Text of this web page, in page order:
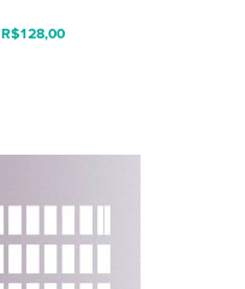
R$128,00